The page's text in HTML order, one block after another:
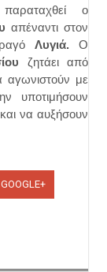
ο
απέναντι στον
Λυγιά. Ο
ζητάει από
αγωνιστούν με
υποτιμήσουν
να αυξήσουν
GOOGLE+